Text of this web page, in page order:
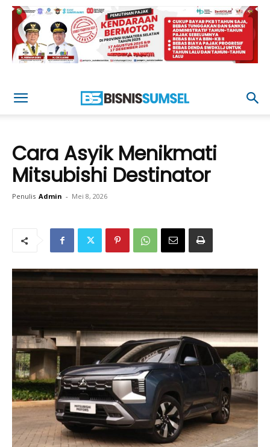
Cara Asyik Menikmati
Mitsubishi Destinator
Penulis Admin - Mei 8, 2026